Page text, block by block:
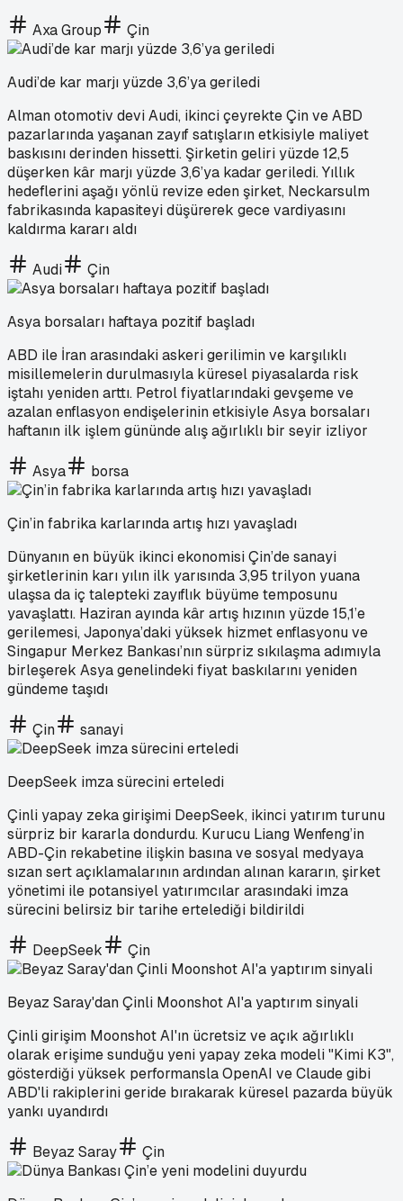
Axa Group Çin
Audi’de kar marjı yüzde 3,6’ya geriledi
Alman otomotiv devi Audi, ikinci çeyrekte Çin ve ABD
pazarlarında yaşanan zayıf satışların etkisiyle maliyet
baskısını derinden hissetti. Şirketin geliri yüzde 12,5
düşerken kâr marjı yüzde 3,6’ya kadar geriledi. Yıllık
hedeflerini aşağı yönlü revize eden şirket, Neckarsulm
fabrikasında kapasiteyi düşürerek gece vardiyasını
kaldırma kararı aldı
Audi Çin
Asya borsaları haftaya pozitif başladı
ABD ile İran arasındaki askeri gerilimin ve karşılıklı
misillemelerin durulmasıyla küresel piyasalarda risk
iştahı yeniden arttı. Petrol fiyatlarındaki gevşeme ve
azalan enflasyon endişelerinin etkisiyle Asya borsaları
haftanın ilk işlem gününde alış ağırlıklı bir seyir izliyor
Asya borsa
Çin’in fabrika karlarında artış hızı yavaşladı
Dünyanın en büyük ikinci ekonomisi Çin’de sanayi
şirketlerinin karı yılın ilk yarısında 3,95 trilyon yuana
ulaşsa da iç talepteki zayıflık büyüme temposunu
yavaşlattı. Haziran ayında kâr artış hızının yüzde 15,1’e
gerilemesi, Japonya’daki yüksek hizmet enflasyonu ve
Singapur Merkez Bankası’nın sürpriz sıkılaşma adımıyla
birleşerek Asya genelindeki fiyat baskılarını yeniden
gündeme taşıdı
Çin sanayi
DeepSeek imza sürecini erteledi
Çinli yapay zeka girişimi DeepSeek, ikinci yatırım turunu
sürpriz bir kararla dondurdu. Kurucu Liang Wenfeng’in
ABD-Çin rekabetine ilişkin basına ve sosyal medyaya
sızan sert açıklamalarının ardından alınan kararın, şirket
yönetimi ile potansiyel yatırımcılar arasındaki imza
sürecini belirsiz bir tarihe ertelediği bildirildi
DeepSeek Çin
Beyaz Saray'dan Çinli Moonshot AI'a yaptırım sinyali
Çinli girişim Moonshot AI'ın ücretsiz ve açık ağırlıklı
olarak erişime sunduğu yeni yapay zeka modeli "Kimi K3",
gösterdiği yüksek performansla OpenAI ve Claude gibi
ABD'li rakiplerini geride bırakarak küresel pazarda büyük
yankı uyandırdı
Beyaz Saray Çin